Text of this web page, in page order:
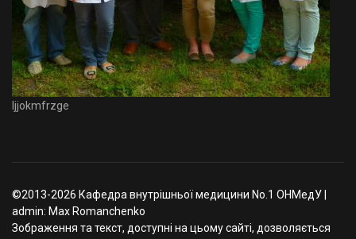
Ijjokmfrzge
©2013-2026 Кафедра внутрішньої медицини No.1 ОНМедУ |
admin: Max Romanchenko
Зображення та текст, доступні на цьому сайті, дозволяється